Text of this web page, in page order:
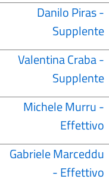
Danilo Piras -
Supplente
Valentina Craba -
Supplente
Michele Murru -
Effettivo
Gabriele Marceddu
- Effettivo